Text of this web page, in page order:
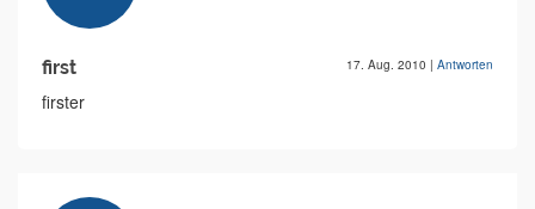
first 17. Aug. 2010 | Antworten
firster